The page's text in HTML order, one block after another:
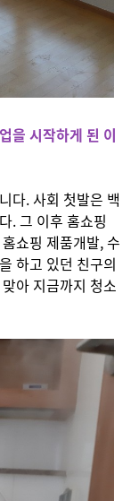
을 시작하게 된 이
다. 사회 첫발은 백
. 그 이후 홈쇼핑
쇼핑 제품개발, 수
하고 있던 친구의
아 지금까지 청소